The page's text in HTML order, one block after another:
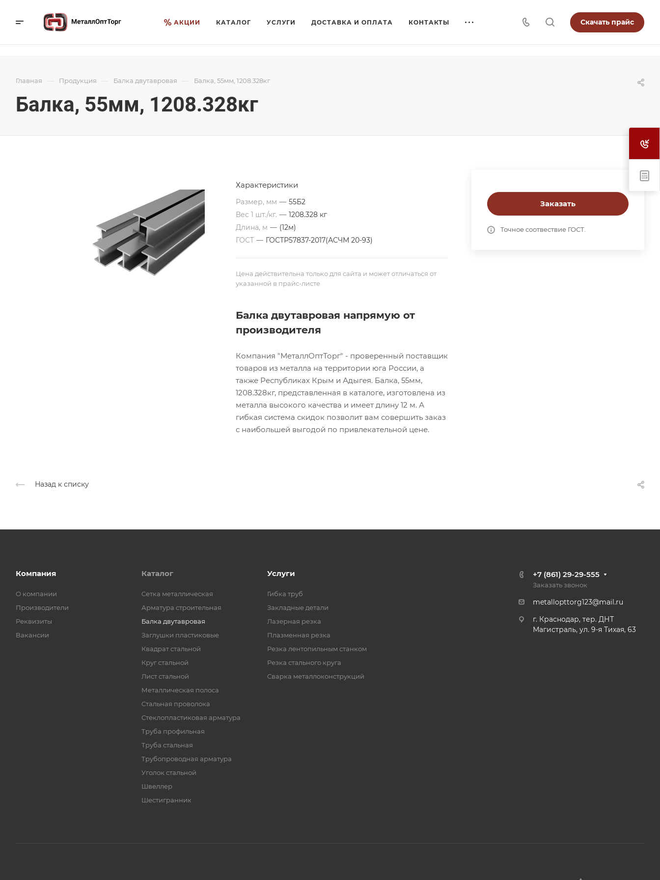
АКЦИИ КАТАЛОГ УСЛУГИ ДОСТАВКА И ОПЛАТА КОНТАКТЫ Скачать прайс
Главная — Продукция — Балка двутавровая — Балка, 55мм, 1208.328кг
Балка, 55мм, 1208.328кг
Заказать
Точное соотвествие ГОСТ.
Характеристики
Размер, мм — 55Б2
Вес 1 шт./кг. — 1208.328 кг
Длина, м — (12м)
ГОСТ — ГОСТР57837-2017(АСЧМ 20-93)
Цена действительна только для сайта и может отличаться от
указанной в прайс-листе
Балка двутавровая напрямую от
производителя
Компания "МеталлОптТорг" - проверенный поставщик
товаров из металла на территории юга России, а
также Республиках Крым и Адыгея. Балка, 55мм,
1208.328кг, представленная в каталоге, изготовлена из
металла высокого качества и имеет длину 12 м. А
гибкая система скидок позволит вам совершить заказ
с наибольшей выгодой по привлекательной цене.
Назад к списку
Компания
О компании
Производители
Реквизиты
Вакансии
Каталог
Cетка металлическая
Арматура строительная
Балка двутавровая
Заглушки пластиковые
Квадрат стальной
Круг стальной
Лист стальной
Металлическая полоса
Стальная проволока
Стеклопластиковая арматура
Труба профильная
Труба стальная
Трубопроводная арматура
Уголок стальной
Швеллер
Шестигранник
Услуги
Гибка труб
Закладные детали
Лазерная резка
Плазменная резка
Резка лентопильным станком
Резка стального круга
Сварка металлоконструкций
+7 (861) 29-29-555
Заказать звонок
metallopttorg123@mail.ru
г. Краснодар, тер. ДНТ
Магистраль, ул. 9-я Тихая, 63